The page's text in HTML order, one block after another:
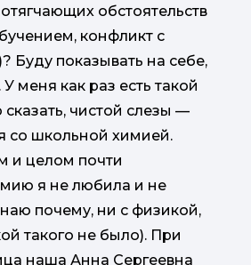
обстоятельств
конфликт с
Буду показывать на себе,
меня как раз есть такой
чистой слезы —
со школьной химией.
и целом почти
я не любила и не
почему, ни с физикой,
такого не было). При
наша Анна Сергеевна